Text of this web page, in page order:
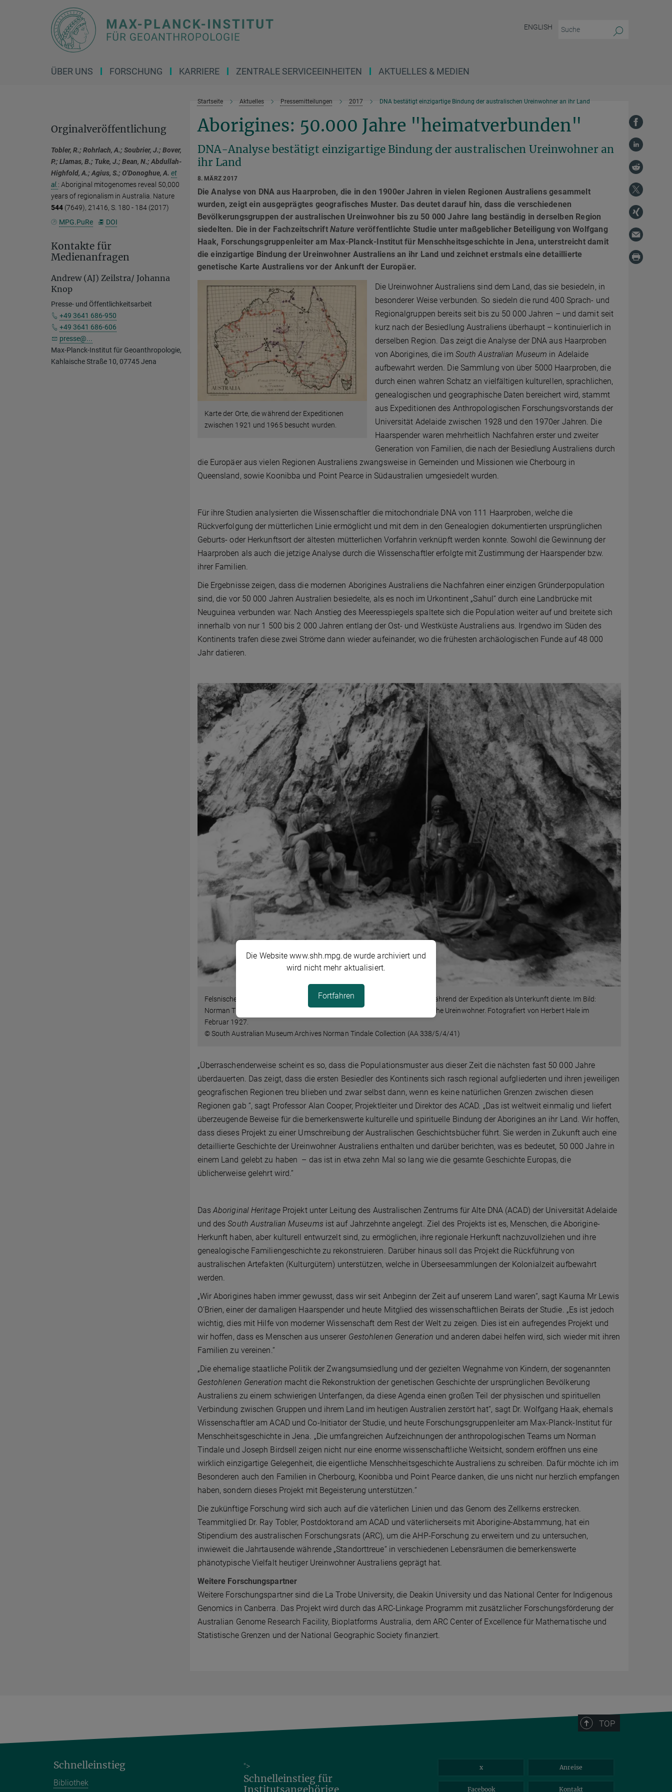
ENGLISH
ÜBER UNS FORSCHUNG KARRIERE ZENTRALE SERVICEEINHEITEN AKTUELLES & MEDIEN
Startseite Aktuelles Pressemitteilungen 2017 DNA bestätigt einzigartige Bindung der australischen Ureinwohner an ihr Land
Aborigines: 50.000 Jahre "heimatverbunden"
DNA-Analyse bestätigt einzigartige Bindung der australischen Ureinwohner an
ihr Land
8. MÄRZ 2017
Die Analyse von DNA aus Haarproben, die in den 1900er Jahren in vielen Regionen Australiens gesammelt
wurden, zeigt ein ausgeprägtes geografisches Muster. Das deutet darauf hin, dass die verschiedenen
Bevölkerungsgruppen der australischen Ureinwohner bis zu 50 000 Jahre lang beständig in derselben Region
siedelten. Die in der FachzeitschriftNature veröffentlichte Studie unter maßgeblicher Beteiligung von Wolfgang
Haak, Forschungsgruppenleiter am Max-Planck-Institut für Menschheitsgeschichte in Jena, unterstreicht damit
die einzigartige Bindung der Ureinwohner Australiens an ihr Land und zeichnet erstmals eine detaillierte
genetische Karte Australiens vor der Ankunft der Europäer.
Karte der Orte, die während der Expeditionen
zwischen 1921 und 1965 besucht wurden.
Die Ureinwohner Australiens sind dem Land, das sie besiedeln, in
besonderer Weise verbunden. So siedeln die rund 400 Sprach- und
Regionalgruppen bereits seit bis zu 50 000 Jahren – und damit seit
kurz nach der Besiedlung Australiens überhaupt – kontinuierlich in
derselben Region. Das zeigt die Analyse der DNA aus Haarproben
von Aborigines, die im South Australian Museum in Adelaide
aufbewahrt werden. Die Sammlung von über 5000 Haarproben, die
durch einen wahren Schatz an vielfältigen kulturellen, sprachlichen,
genealogischen und geographische Daten bereichert wird, stammt
aus Expeditionen des Anthropologischen Forschungsvorstands der
Universität Adelaide zwischen 1928 und den 1970er Jahren. Die
Haarspender waren mehrheitlich Nachfahren erster und zweiter
Generation von Familien, die nach der Besiedlung Australiens durch
die Europäer aus vielen Regionen Australiens zwangsweise in Gemeinden und Missionen wie Cherbourg in
Queensland, sowie Koonibba und Point Pearce in Südaustralien umgesiedelt wurden.
Für ihre Studien analysierten die Wissenschaftler die mitochondriale DNA von 111 Haarproben, welche die
Rückverfolgung der mütterlichen Linie ermöglicht und mit dem in den Genealogien dokumentierten ursprünglichen
Geburts- oder Herkunftsort der ältesten mütterlichen Vorfahrin verknüpft werden konnte. Sowohl die Gewinnung der
Haarproben als auch die jetzige Analyse durch die Wissenschaftler erfolgte mit Zustimmung der Haarspender bzw.
ihrer Familien.
Die Ergebnisse zeigen, dass die modernen Aborigines Australiens die Nachfahren einer einzigen Gründerpopulation
sind, die vor 50 000 Jahren Australien besiedelte, als es noch im Urkontinent „Sahul“ durch eine Landbrücke mit
Neuguinea verbunden war. Nach Anstieg des Meeresspiegels spaltete sich die Population weiter auf und breitete sich
innerhalb von nur 1 500 bis 2 000 Jahren entlang der Ost- und Westküste Australiens aus. Irgendwo im Süden des
Kontinents trafen diese zwei Ströme dann wieder aufeinander, wo die frühesten archäologischen Funde auf 48 000
Jahr datieren.
Felsnische am Bathurst Head (Thartali) auf der Cape York Halbinsel, die während der Expedition als Unterkunft diente. Im Bild:
Norman Tindale von der Universität Adelaide und ortsansässige australische Ureinwohner. Fotografiert von Herbert Hale im
Februar 1927.
© South Australian Museum Archives Norman Tindale Collection (AA 338/5/4/41)
„Überraschenderweise scheint es so, dass die Populationsmuster aus dieser Zeit die nächsten fast 50 000 Jahre
überdauerten. Das zeigt, dass die ersten Besiedler des Kontinents sich rasch regional aufgliederten und ihren jeweiligen
geografischen Regionen treu blieben und zwar selbst dann, wenn es keine natürlichen Grenzen zwischen diesen
Regionen gab “, sagt Professor Alan Cooper, Projektleiter und Direktor des ACAD. „Das ist weltweit einmalig und liefert
überzeugende Beweise für die bemerkenswerte kulturelle und spirituelle Bindung der Aborigines an ihr Land. Wir hoffen,
dass dieses Projekt zu einer Umschreibung der Australischen Geschichtsbücher führt. Sie werden in Zukunft auch eine
detaillierte Geschichte der Ureinwohner Australiens enthalten und darüber berichten, was es bedeutet, 50 000 Jahre in
einem Land gelebt zu haben – das ist in etwa zehn Mal so lang wie die gesamte Geschichte Europas, die
üblicherweise gelehrt wird.“
DasAboriginal HeritageProjekt unter Leitung des Australischen Zentrums für Alte DNA (ACAD) der Universität Adelaide
und desSouth Australian Museums ist auf Jahrzehnte angelegt. Ziel des Projekts ist es, Menschen, die Aborigine-
Herkunft haben, aber kulturell entwurzelt sind, zu ermöglichen, ihre regionale Herkunft nachzuvollziehen und ihre
genealogische Familiengeschichte zu rekonstruieren. Darüber hinaus soll das Projekt die Rückführung von
australischen Artefakten (Kulturgütern) unterstützen, welche in Überseesammlungen der Kolonialzeit aufbewahrt
werden.
„Wir Aborigines haben immer gewusst, dass wir seit Anbeginn der Zeit auf unserem Land waren“, sagt Kaurna Mr Lewis
O’Brien, einer der damaligen Haarspender und heute Mitglied des wissenschaftlichen Beirats der Studie. „Es ist jedoch
wichtig, dies mit Hilfe von moderner Wissenschaft dem Rest der Welt zu zeigen. Dies ist ein aufregendes Projekt und
wir hoffen, dass es Menschen aus unserer Gestohlenen Generation und anderen dabei helfen wird, sich wieder mit ihren
Familien zu vereinen.“
„Die ehemalige staatliche Politik der Zwangsumsiedlung und der gezielten Wegnahme von Kindern, der sogenannten
Gestohlenen Generation macht die Rekonstruktion der genetischen Geschichte der ursprünglichen Bevölkerung
Australiens zu einem schwierigen Unterfangen, da diese Agenda einen großen Teil der physischen und spirituellen
Verbindung zwischen Gruppen und ihrem Land im heutigen Australien zerstört hat“, sagt Dr. Wolfgang Haak, ehemals
Wissenschaftler am ACAD und Co-Initiator der Studie, und heute Forschungsgruppenleiter am Max-Planck-Institut für
Menschheitsgeschichte in Jena. „Die umfangreichen Aufzeichnungen der anthropologischen Teams um Norman
Tindale und Joseph Birdsell zeigen nicht nur eine enorme wissenschaftliche Weitsicht, sondern eröffnen uns eine
wirklich einzigartige Gelegenheit, die eigentliche Menschheitsgeschichte Australiens zu schreiben. Dafür möchte ich im
Besonderen auch den Familien in Cherbourg, Koonibba und Point Pearce danken, die uns nicht nur herzlich empfangen
haben, sondern dieses Projekt mit Begeisterung unterstützen.“
Die zukünftige Forschung wird sich auch auf die väterlichen Linien und das Genom des Zellkerns erstrecken.
Teammitglied Dr. Ray Tobler, Postdoktorand am ACAD und väterlicherseits mit Aborigine-Abstammung, hat ein
Stipendium des australischen Forschungsrats (ARC), um die AHP-Forschung zu erweitern und zu untersuchen,
inwieweit die Jahrtausende währende „Standorttreue“ in verschiedenen Lebensräumen die bemerkenswerte
phänotypische Vielfalt heutiger Ureinwohner Australiens geprägt hat.
Weitere Forschungspartner
Weitere Forschungspartner sind die La Trobe University, die Deakin University und das National Center for Indigenous
Genomics in Canberra. Das Projekt wird durch das ARC-Linkage Programm mit zusätzlicher Forschungsförderung der
Australian Genome Research Facility, Bioplatforms Australia, dem ARC Center of Excellence für Mathematische und
Statistische Grenzen und der National Geographic Society finanziert.
Orginalveröffentlichung
Tobler, R.; Rohrlach, A.; Soubrier, J.; Bover,
P.; Llamas, B.; Tuke, J.; Bean, N.; Abdullah-
Highfold, A.; Agius, S.; O’Donoghue, A. et
al.: Aboriginal mitogenomes reveal 50,000
years of regionalism in Australia. Nature
544 (7649), 21416, S. 180 - 184 (2017)
MPG.PuRe
DOI
Kontakte für
Medienanfragen
Andrew (AJ) Zeilstra/ Johanna
Knop
Presse- und Öffentlichkeitsarbeit
+49 3641 686-950
+49 3641 686-606
presse@...
Max-Planck-Institut für Geoanthropologie,
Kahlaische Straße 10, 07745 Jena
TOP
Schnelleinstieg
Bibliothek
">
Schnelleinstieg für
x Anreise
Facebook Kontakt
Die Website www.shh.mpg.de wurde archiviert und
wird nicht mehr aktualisiert.
Fortfahren